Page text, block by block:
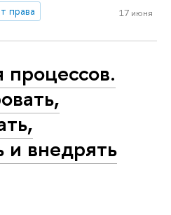
права 17 июня
и внедрять